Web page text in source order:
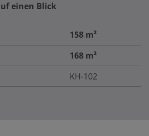
einen Blick
158 m²
168 m²
KH-102